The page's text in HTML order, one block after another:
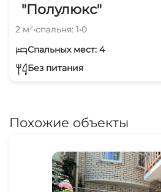
"Полулюкс"
2 м²•спальня: 1•0
Спальных мест: 4
Без питания
Похожие объекты